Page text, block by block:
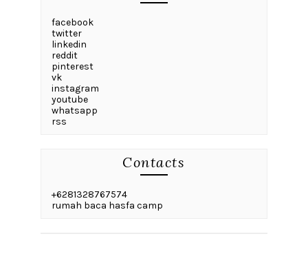
facebook
twitter
linkedin
reddit
pinterest
vk
instagram
youtube
whatsapp
rss
Contacts
+6281328767574
rumah baca hasfa camp